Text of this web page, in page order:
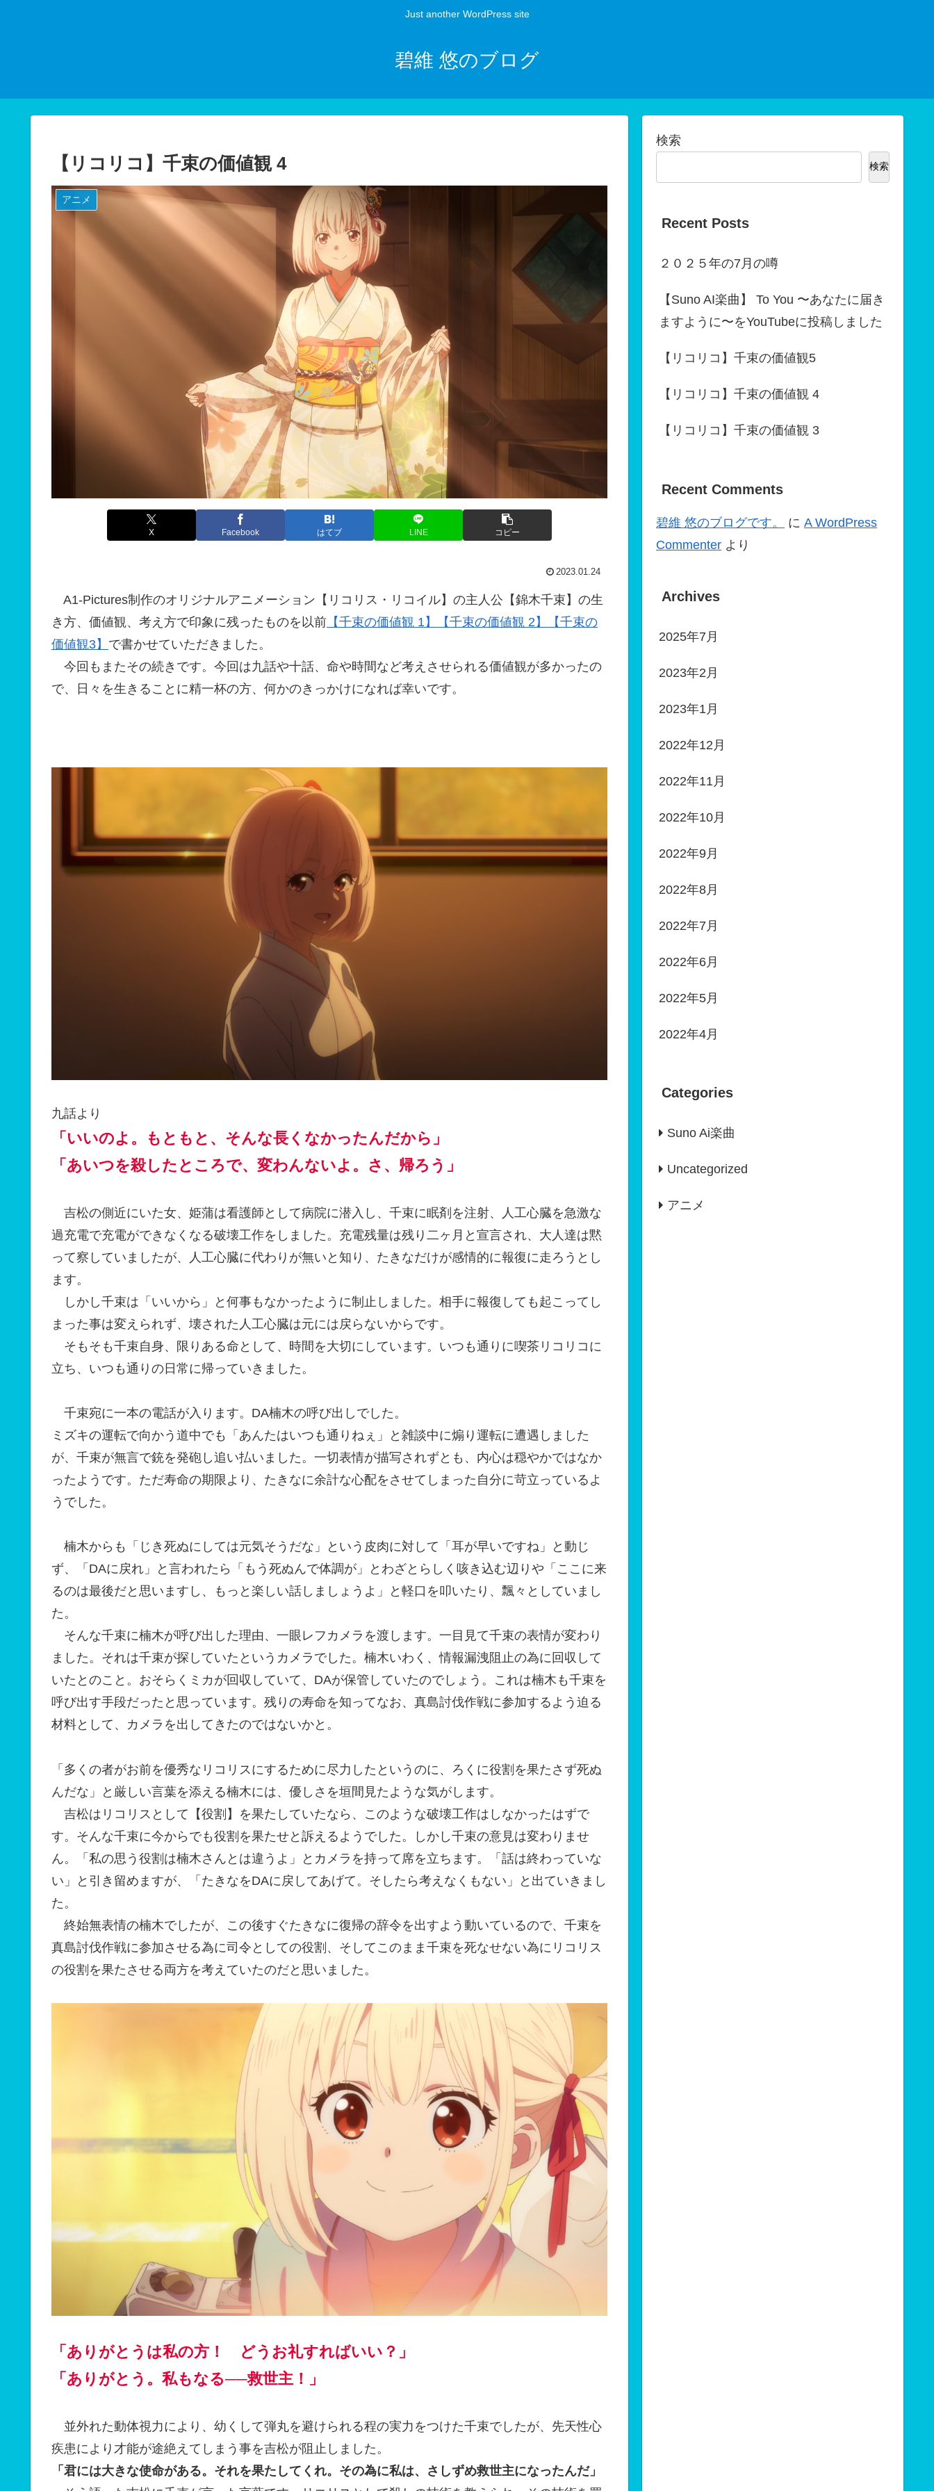
Just another WordPress site
碧維 悠のブログ
【リコリコ】千束の価値観 4
アニメ
X Facebook はてブ LINE コピー
2023.01.24
A1-Pictures制作のオリジナルアニメーション【リコリス・リコイル】の主人公【錦木千束】の生
き方、価値観、考え方で印象に残ったものを以前 【千束の価値観 1】 【千束の価値観 2】
【千束の
価値観3】 で書かせていただきました。
今回もまたその続きです。今回は九話や十話、命や時間など考えさせられる価値観が多かったの
で、日々を生きることに精一杯の方、何かのきっかけになれば幸いです。
九話より
「いいのよ。もともと、そんな長くなかったんだから」
「あいつを殺したところで、変わんないよ。さ、帰ろう」
吉松の側近にいた女、姫蒲は看護師として病院に潜入し、千束に眠剤を注射、人工心臓を急激な
過充電で充電ができなくなる破壊工作をしました。充電残量は残り二ヶ月と宣言され、大人達は黙
って察していましたが、人工心臓に代わりが無いと知り、たきなだけが感情的に報復に走ろうとし
ます。
しかし千束は「いいから」と何事もなかったように制止しました。相手に報復しても起こってし
まった事は変えられず、壊された人工心臓は元には戻らないからです。
そもそも千束自身、限りある命として、時間を大切にしています。いつも通りに喫茶リコリコに
立ち、いつも通りの日常に帰っていきました。
千束宛に一本の電話が入ります。DA楠木の呼び出しでした。
ミズキの運転で向かう道中でも「あんたはいつも通りねぇ」と雑談中に煽り運転に遭遇しました
が、千束が無言で銃を発砲し追い払いました。一切表情が描写されずとも、内心は穏やかではなか
ったようです。ただ寿命の期限より、たきなに余計な心配をさせてしまった自分に苛立っているよ
うでした。
楠木からも「じき死ぬにしては元気そうだな」という皮肉に対して「耳が早いですね」と動じ
ず、「DAに戻れ」と言われたら「もう死ぬんで体調が」とわざとらしく咳き込む辺りや「ここに来
るのは最後だと思いますし、もっと楽しい話しましょうよ」と軽口を叩いたり、飄々としていまし
た。
そんな千束に楠木が呼び出した理由、一眼レフカメラを渡します。一目見て千束の表情が変わり
ました。それは千束が探していたというカメラでした。楠木いわく、情報漏洩阻止の為に回収して
いたとのこと。おそらくミカが回収していて、DAが保管していたのでしょう。これは楠木も千束を
呼び出す手段だったと思っています。残りの寿命を知ってなお、真島討伐作戦に参加するよう迫る
材料として、カメラを出してきたのではないかと。
「多くの者がお前を優秀なリコリスにするために尽力したというのに、ろくに役割を果たさず死ぬ
んだな」と厳しい言葉を添える楠木には、優しさを垣間見たような気がします。
吉松はリコリスとして【役割】を果たしていたなら、このような破壊工作はしなかったはずで
す。そんな千束に今からでも役割を果たせと訴えるようでした。しかし千束の意見は変わりませ
ん。「私の思う役割は楠木さんとは違うよ」とカメラを持って席を立ちます。「話は終わっていな
い」と引き留めますが、「たきなをDAに戻してあげて。そしたら考えなくもない」と出ていきまし
た。
終始無表情の楠木でしたが、この後すぐたきなに復帰の辞令を出すよう動いているので、千束を
真島討伐作戦に参加させる為に司令としての役割、そしてこのまま千束を死なせない為にリコリス
の役割を果たさせる両方を考えていたのだと思いました。
「ありがとうは私の方！ どうお礼すればいい？」
「ありがとう。私もなる──救世主！」
並外れた動体視力により、幼くして弾丸を避けられる程の実力をつけた千束でしたが、先天性心
疾患により才能が途絶えてしまう事を吉松が阻止しました。
「君には大きな使命がある。それを果たしてくれ。その為に私は、さしずめ救世主になったんだ」
検索
検索
Recent Posts
２０２５年の7月の噂
【Suno AI楽曲】 To You 〜あなたに届き
ますように〜をYouTubeに投稿しました
【リコリコ】千束の価値観5
【リコリコ】千束の価値観 4
【リコリコ】千束の価値観 3
Recent Comments
碧維 悠のブログです。 に A WordPress
Commenter より
Archives
2025年7月
2023年2月
2023年1月
2022年12月
2022年11月
2022年10月
2022年9月
2022年8月
2022年7月
2022年6月
2022年5月
2022年4月
Categories
Suno Ai楽曲
Uncategorized
アニメ